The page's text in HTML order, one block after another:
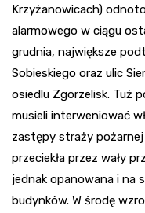
Krzyżanowicach)
alarmowego w ciągu
grudnia, największe
Sobieskiego oraz ulic
osiedlu Zgorzelisk. Tuż
musieli interweniować
zastępy straży
przeciekła przez wały
jednak opanowana i na
budynków. W środę